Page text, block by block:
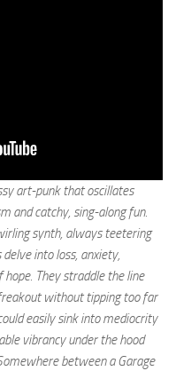
art-punk that oscillates
and catchy, sing-along fun.
synth, always teetering
into loss, anxiety,
They straddle the line
without tipping too far
easily sink into mediocrity
vibrancy under the hood
between a Garage